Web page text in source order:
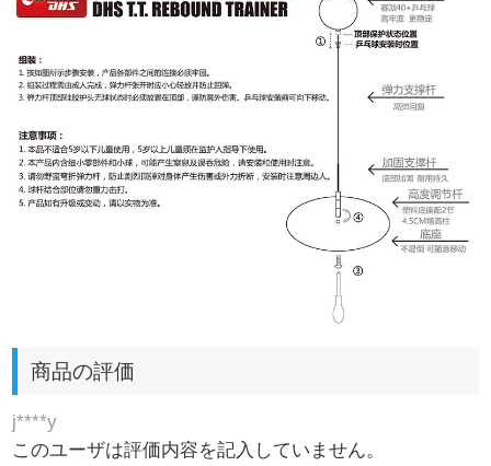
商品の評価
j****y
このユーザは評価内容を記入していません。